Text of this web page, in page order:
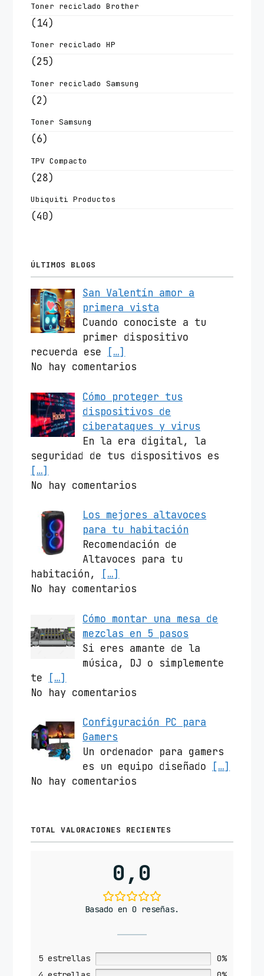
Toner reciclado Brother
(14)
Toner reciclado HP
(25)
Toner reciclado Samsung
(2)
Toner Samsung
(6)
TPV Compacto
(28)
Ubiquiti Productos
(40)
ÚLTIMOS BLOGS
San Valentín amor a
primera vista
Cuando conociste a tu
primer dispositivo
recuerda ese
[…]
No hay comentarios
Cómo proteger tus
dispositivos de
ciberataques y virus
En la era digital, la
seguridad de tus dispositivos es
[…]
No hay comentarios
Los mejores altavoces
para tu habitación
Recomendación de
Altavoces para tu
habitación,
[…]
No hay comentarios
Cómo montar una mesa de
mezclas en 5 pasos
Si eres amante de la
música, DJ o simplemente
te
[…]
No hay comentarios
Configuración PC para
Gamers
Un ordenador para gamers
es un equipo diseñado
[…]
No hay comentarios
TOTAL VALORACIONES RECIENTES
0,0
Basado en 0 reseñas.
5 estrellas
0%